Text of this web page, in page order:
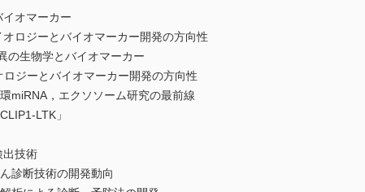
オマーカー
ロジーとバイオマーカー開発の方向性
の生物学とバイオマーカー
ジーとバイオマーカー開発の方向性
miRNA，エクソソーム研究の最前線
LTK」
出技術
診断技術の開発動向